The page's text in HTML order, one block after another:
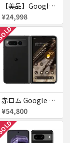
【美品】Google Pixel 7 128GB 赤ロム
¥24,998
赤ロム Google Pixel Fold Softbank Obsidian 送料無料
¥54,800